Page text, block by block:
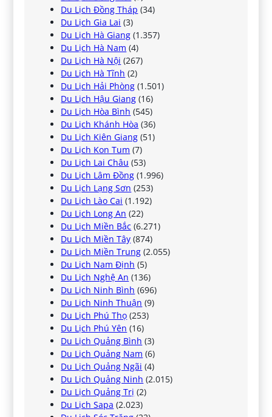
Du Lịch Đồng Tháp (34)
Du Lịch Gia Lai (3)
Du Lịch Hà Giang (1.357)
Du Lịch Hà Nam (4)
Du Lịch Hà Nội (267)
Du Lịch Hà Tĩnh (2)
Du Lịch Hải Phòng (1.501)
Du Lịch Hậu Giang (16)
Du Lịch Hòa Bình (545)
Du Lịch Khánh Hòa (36)
Du Lịch Kiên Giang (51)
Du Lịch Kon Tum (7)
Du Lịch Lai Châu (53)
Du Lịch Lâm Đồng (1.996)
Du Lịch Lạng Sơn (253)
Du Lịch Lào Cai (1.192)
Du Lịch Long An (22)
Du Lịch Miền Bắc (6.271)
Du Lịch Miền Tây (874)
Du Lịch Miền Trung (2.055)
Du Lịch Nam Định (5)
Du Lịch Nghệ An (136)
Du Lịch Ninh Bình (696)
Du Lịch Ninh Thuận (9)
Du Lịch Phú Thọ (253)
Du Lịch Phú Yên (16)
Du Lịch Quảng Bình (3)
Du Lịch Quảng Nam (6)
Du Lịch Quảng Ngãi (4)
Du Lịch Quảng Ninh (2.015)
Du Lịch Quảng Trị (2)
Du Lịch Sapa (2.023)